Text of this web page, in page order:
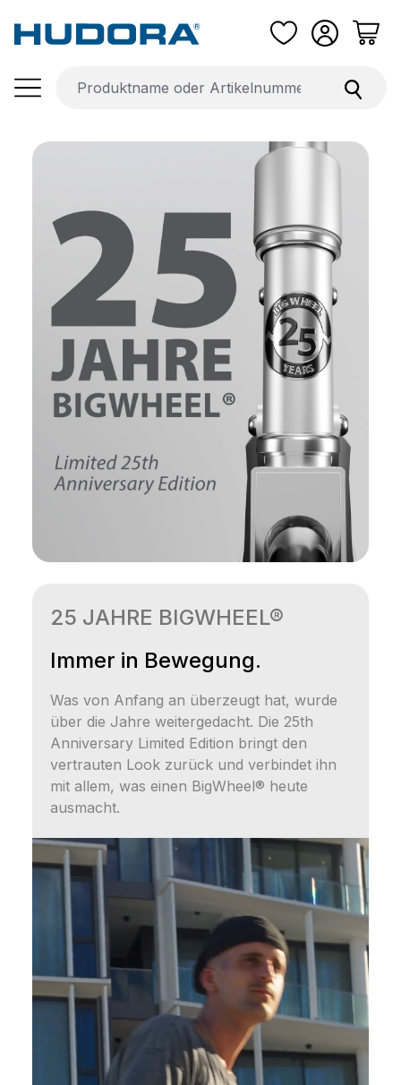
Zum Hauptinhalt springen
25 JAHRE BIGWHEEL®
Immer in Bewegung.
Was von Anfang an überzeugt hat, wurde
über die Jahre weitergedacht. Die 25th
Anniversary Limited Edition bringt den
vertrauten Look zurück und verbindet ihn
mit allem, was einen BigWheel® heute
ausmacht.